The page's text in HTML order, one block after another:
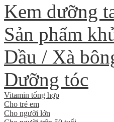
Kem dưỡng
Sản phẩm
Dầu / Xà
Dưỡng tóc
Vitamin tổng hợp
Cho trẻ em
Cho người lớn